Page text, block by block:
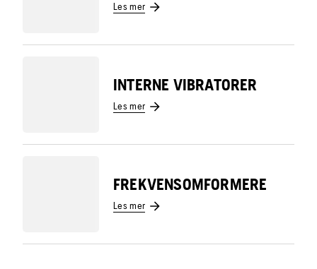
Les mer
INTERNE VIBRATORER
Les mer
FREKVENSOMFORMERE
Les mer